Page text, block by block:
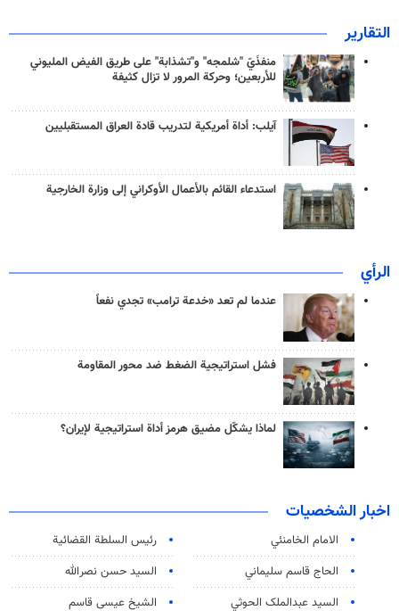
التقارير
منفذَيّ "شلمجه" و"تشذابة" على طريق الفيض المليوني
للأربعين؛ وحركة المرور لا تزال كثيفة
آيلب: أداة أمريكية لتدريب قادة العراق المستقبليين
استدعاء القائم بالأعمال الأوكراني إلى وزارة الخارجية
الرأي
عندما لم تعد «خدعة ترامب» تجدي نفعاً
فشل استراتيجية الضغط ضد محور المقاومة
لماذا يشكّل مضيق هرمز أداة استراتيجية لإيران؟
اخبار الشخصيات
الامام الخامنئي
رئیس السلطة القضائیة
الحاج قاسم سليماني
السيد حسن نصرالله
السید عبدالملک الحوثي
الشيخ عيسى قاسم